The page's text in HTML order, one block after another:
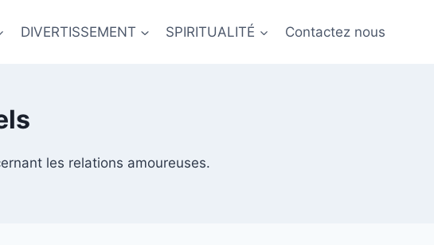
DIVERTISSEMENT SPIRITUALITÉ Contactez nous
les relations amoureuses.